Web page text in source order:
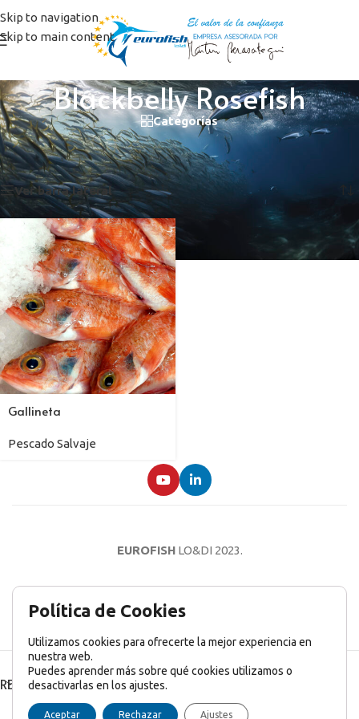
Skip to navigation
Skip to main content
Blackbelly Rosefish
Categorías
Inicio/Productos etiquetados “Blackbelly Rosefish”
Mostrando el único resultado
Ver barra lateral
Gallineta
Pescado Salvaje
EUROFISHLO&DI 2023.
AVISO LEGAL POLÍTICA DE PRIVACIDAD
RECENT POSTS
Política de Cookies
Utilizamos cookies para ofrecerte la mejor experiencia en
nuestra web.
Puedes aprender más sobre qué cookies utilizamos o
desactivarlas en los ajustes.
Aceptar Rechazar Ajustes
English Inglés) Français(Francés